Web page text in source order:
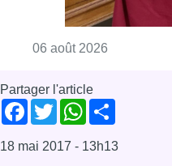
06 août 2026
Partager l'article
Facebook
TwitterWhatsApp
18 mai 2017 - 13h13